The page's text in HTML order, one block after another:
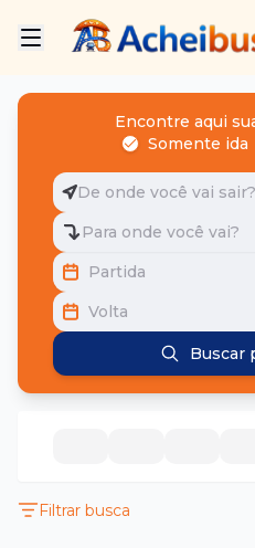
Encontre aqui
Somente ida
De onde você vai sair?
Para onde você vai?
Partida
Volta
Buscar
Filtrar busca